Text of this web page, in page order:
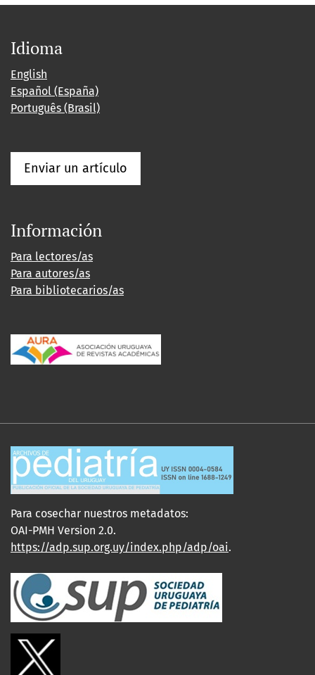
Idioma
English
Español (España)
Português (Brasil)
Enviar un artículo
Información
Para lectores/as
Para autores/as
Para bibliotecarios/as
Para cosechar nuestros metadatos:
OAI-PMH Version 2.0.
https://adp.sup.org.uy/index.php/adp/oai.